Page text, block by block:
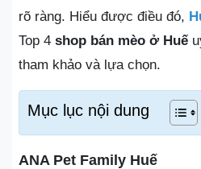
rõ ràng. Hiểu được điều đó,
Top 4 shop bán mèo ở Huế
tham khảo và lựa chọn.
Mục lục nội dung
ANA Pet Family Huế